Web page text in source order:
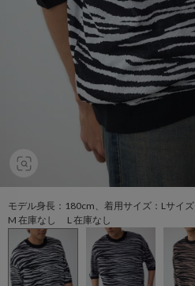
モデル身長：180cm、着用サイズ：Lサイズ
M 在庫なし L 在庫なし